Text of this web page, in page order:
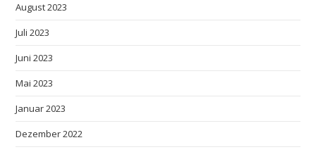
August 2023
Juli 2023
Juni 2023
Mai 2023
Januar 2023
Dezember 2022